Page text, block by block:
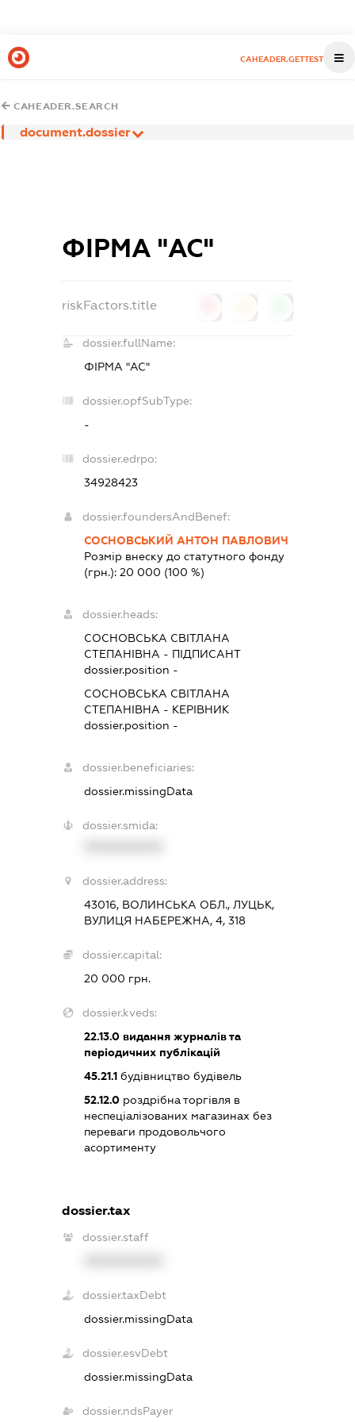
CAHEADER.GETTEST
CAHEADER.SEARCH
document.dossier
ФІРМА "АС"
riskFactors.title
dossier.fullName:
ФІРМА "АС"
dossier.opfSubType:
-
dossier.edrpo:
34928423
dossier.foundersAndBenef:
СОСНОВСЬКИЙ АНТОН ПАВЛОВИЧ
Розмір внеску до статутного фонду
(грн.): 20 000 (100 %)
dossier.heads:
СОСНОВСЬКА СВІТЛАНА
СТЕПАНІВНА - ПІДПИСАНТ
dossier.position -
СОСНОВСЬКА СВІТЛАНА
СТЕПАНІВНА - КЕРІВНИК
dossier.position -
dossier.beneficiaries:
dossier.missingData
dossier.smida:
dossier.address:
43016, ВОЛИНСЬКА ОБЛ., ЛУЦЬК,
ВУЛИЦЯ НАБЕРЕЖНА, 4, 318
dossier.capital:
20 000 грн.
dossier.kveds:
22.13.0видання журналів та
періодичних публікацій
45.21.1будівництво будівель
52.12.0роздрібна торгівля в
неспеціалізованих магазинах без
переваги продовольчого
асортименту
dossier.tax
dossier.staff
dossier.taxDebt
dossier.missingData
dossier.esvDebt
dossier.missingData
dossier.ndsPayer